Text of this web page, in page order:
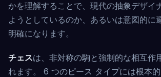
かを理解することで、現代の抽象デザイ
ようとしているのか、あるいは意図的に
明確になります。
チェスは、非対称の駒と強制的な相互作
れます。 6 つのピース タイプには根本